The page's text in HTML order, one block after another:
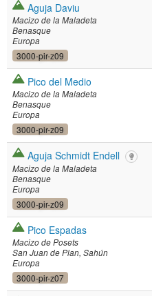
Aguja Daviu
Macizo de la Maladeta
Benasque
Europa
3000-pir-z09
Pico del Medio
Macizo de la Maladeta
Benasque
Europa
3000-pir-z09
Aguja Schmidt Endell
Macizo de la Maladeta
Benasque
Europa
3000-pir-z09
Pico Espadas
Macizo de Posets
San Juan de Plan Sahún
Europa
3000-pir-z07